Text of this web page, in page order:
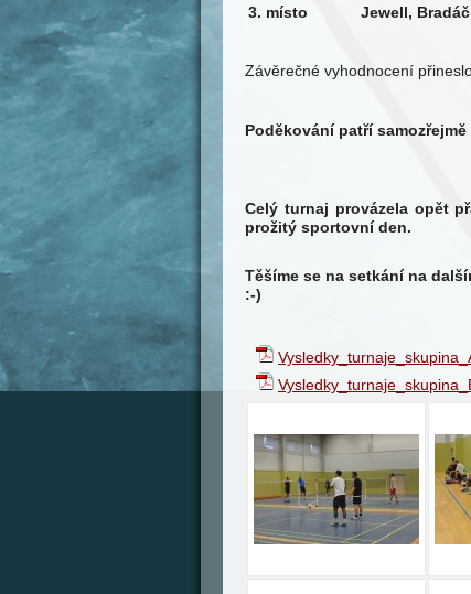
3. místo
Jewell, Bradáč
Závěrečné vyhodnocení
Poděkování patří
Celý turnaj provázela opět
prožitý sportovní den.
Těšíme se na setkání na
:-)